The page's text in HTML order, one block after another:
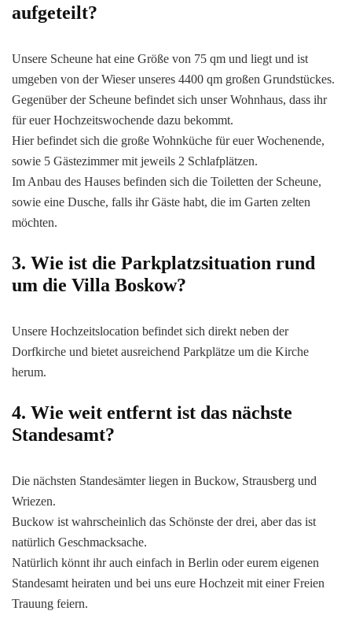
aufgeteilt?
Unsere Scheune hat eine Größe von 75 qm und liegt und ist
umgeben von der Wieser unseres 4400 qm großen Grundstückes.
Gegenüber der Scheune befindet sich unser Wohnhaus, dass ihr
für euer Hochzeitswochende dazu bekommt.
Hier befindet sich die große Wohnküche für euer Wochenende,
sowie 5 Gästezimmer mit jeweils 2 Schlafplätzen.
Im Anbau des Hauses befinden sich die Toiletten der Scheune,
sowie eine Dusche, falls ihr Gäste habt, die im Garten zelten
möchten.
3. Wie ist die Parkplatzsituation rund
um die Villa Boskow?
Unsere Hochzeitslocation befindet sich direkt neben der
Dorfkirche und bietet ausreichend Parkplätze um die Kirche
herum.
4. Wie weit entfernt ist das nächste
Standesamt?
Die nächsten Standesämter liegen in Buckow, Strausberg und
Wriezen.
Buckow ist wahrscheinlich das Schönste der drei, aber das ist
natürlich Geschmacksache.
Natürlich könnt ihr auch einfach in Berlin oder eurem eigenen
Standesamt heiraten und bei uns eure Hochzeit mit einer Freien
Trauung feiern.